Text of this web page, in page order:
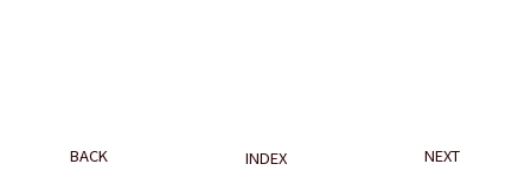
BACK INDEX NEXT